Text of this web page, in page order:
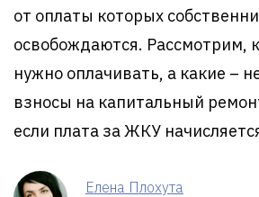
от оплаты которых
освобождаются. Рассмотрим,
нужно оплачивать, а какие –
взносы на капитальный
если плата за ЖКУ
Елена Плохута